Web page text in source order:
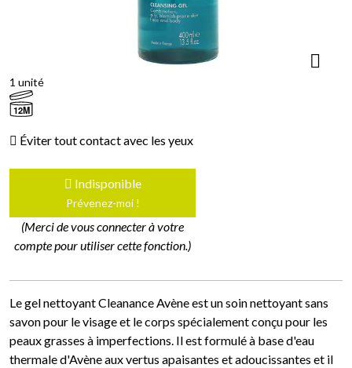
1 unité
12M
Éviter tout contact avec les yeux
Indisponible
Prévenez-moi !
(Merci de vous connecter à votre
compte pour utiliser cette fonction.)
Le gel nettoyant Cleanance Avène est un soin nettoyant sans
savon pour le visage et le corps spécialement conçu pour les
peaux grasses à imperfections. Il est formulé à base d'eau
thermale d'Avène aux vertus apaisantes et adoucissantes et il